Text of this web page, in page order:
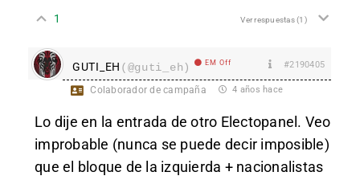
1 Ver respuestas(1)
GUTI_EH (@guti_eh) EM Off #2190405
Colaborador de campaña 4 años hace
Lo dije en la entrada de otro Electopanel. Veo
improbable (nunca se puede decir imposible)
que el bloque de la izquierda + nacionalistas